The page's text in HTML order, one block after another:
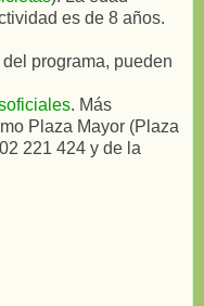
es de 8 años.
programa, pueden
. Más
Plaza Mayor (Plaza
221 424 y de la